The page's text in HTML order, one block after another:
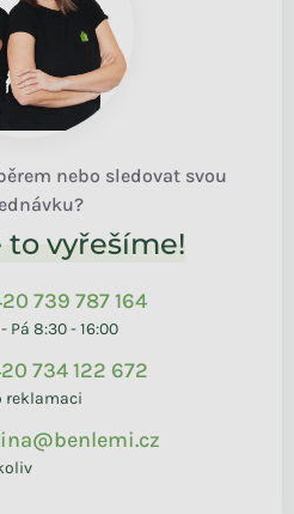
nebo sledovat svou
to vyřešíme!
739 787 164
Pá 8:30 - 16:00
734 122 672
reklamaci